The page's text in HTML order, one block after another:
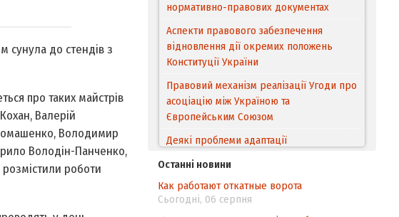
сунула до стендів з
про таких майстрів
Валерій
Володимир
Володін-Панченко,
роботи
нормативно-правових документах
Аспекти правового забезпечення
відновлення дії окремих положень
Конституції України
Правовий механізм реалізації Угоди про
асоціацію між Україною та
Європейським Cоюзом
Деякі проблеми адаптації
походження товарів відповідно до
Угоди про торговельні аспекти прав
інтелектуальної власності (TRIPS) у
Останні новини
Как работают откатные ворота
Сьогодні, 06 серпня